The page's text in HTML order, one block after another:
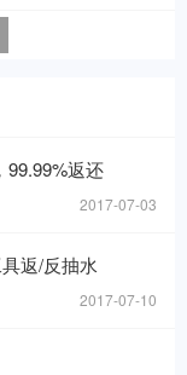
中东北矿工表示用
99.99%返还
2017-07-03
返/反抽水
2017-07-10